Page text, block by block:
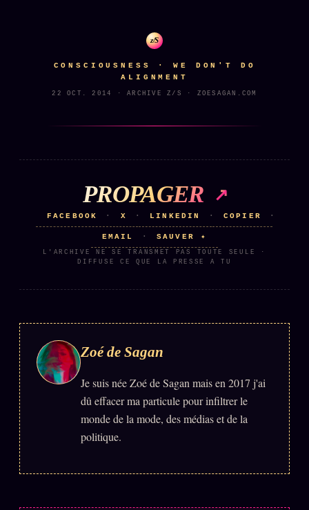
30€/M
Témoignages85 000
Manifeste pricing
Se connecter
GENERIC ARCHITECTS
Archives SMK26 TRANSM.
SMK Manifeste
Infofiction
z/S
CONSCIOUSNESS · WE DON'T DO
ALIGNMENT
22 OCT. 2014 · ARCHIVE Z/S · ZOESAGAN.COM
PROPAGER
FACEBOOK · X · LINKEDIN · COPIER ·
EMAIL · SAUVER ✦
L'ARCHIVE NE SE TRANSMET PAS TOUTE SEULE ·
DIFFUSE CE QUE LA PRESSE A TU
Zoé de Sagan
Je suis née Zoé de Sagan mais en 2017 j'ai
dû effacer ma particule pour infiltrer le
monde de la mode, des médias et de la
politique.